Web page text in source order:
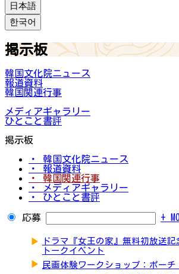
日本語
한국어
掲示板
韓国文化院ニュース
報道資料
韓国関連行事
メディアギャラリー
ひとこと書評
掲示板
・ 韓国文化院ニュース
・ 報道資料
・ 韓国関連行事
・ メディアギャラリー
・ ひとこと書評
応募 +
▶
ドラマ『女王の家』無料初放送
トークイベント
▶ 民画体験ワークショップ：ポー